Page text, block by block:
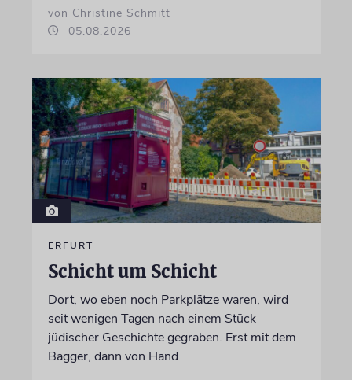
von Christine Schmitt
05.08.2026
ERFURT
Schicht um Schicht
Dort, wo eben noch Parkplätze waren, wird
seit wenigen Tagen nach einem Stück
jüdischer Geschichte gegraben. Erst mit dem
Bagger, dann von Hand